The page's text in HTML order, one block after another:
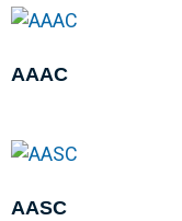
AAAC
AASC